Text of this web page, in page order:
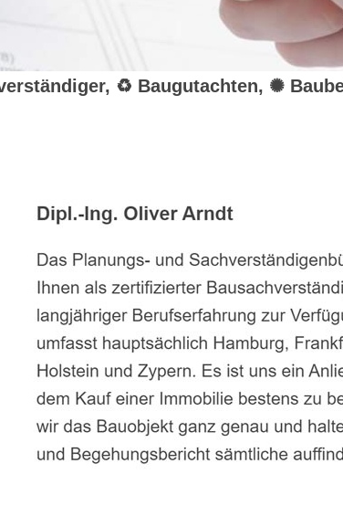
♻ Baugutachten, ✺